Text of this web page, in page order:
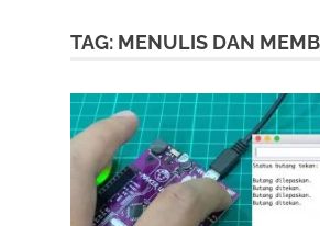
TAG: MENULIS DAN